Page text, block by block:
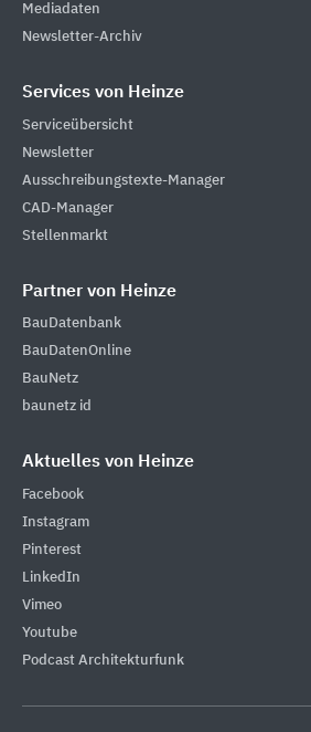
Mediadaten
Newsletter-Archiv
Services von Heinze
Serviceübersicht
Newsletter
Ausschreibungstexte-Manager
CAD-Manager
Stellenmarkt
Partner von Heinze
BauDatenbank
BauDatenOnline
BauNetz
baunetz id
Aktuelles von Heinze
Facebook
Instagram
Pinterest
LinkedIn
Vimeo
Youtube
Podcast Architekturfunk